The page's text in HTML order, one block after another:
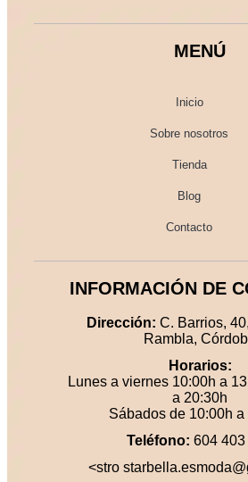
MENÚ
Inicio
Sobre nosotros
Tienda
Blog
Contacto
INFORMACIÓN DE
Dirección: C. Barrios,
Rambla,
Horarios:
Lunes a viernes 10:00h a
a 20:30h
Sábados de 10:00h a
Teléfono: 604
<stro